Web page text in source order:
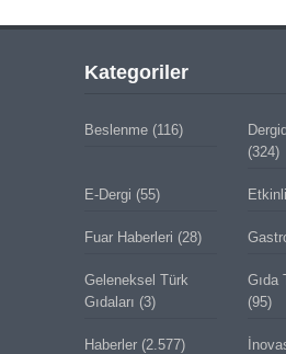
Kategoriler
Beslenme(116)
(324)
E-Dergi (55)
Fuar Haberleri (28)
Geleneksel Türk
Gıdaları (3)
Gıda
(95)
Haberler(2.577)